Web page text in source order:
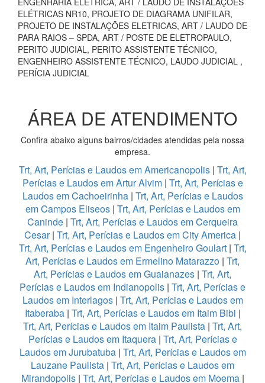
ELÉTRICAS NR10, PROJETO DE DIAGRAMA UNIFILAR,
PROJETO DE INSTALAÇÕES ELETRICAS, ART / LAUDO DE
PARA RAIOS – SPDA, ART / POSTE DE ELETROPAULO,
PERITO JUDICIAL, PERITO ASSISTENTE TÉCNICO,
ENGENHEIRO ASSISTENTE TÉCNICO, LAUDO JUDICIAL ,
PERÍCIA JUDICIAL
ÁREA DE ATENDIMENTO
Confira abaixo alguns bairros/cidades atendidas pela nossa
empresa.
Trt, Art, Perícias e Laudos em Americanopolis | Trt, Art,
Perícias e Laudos em Artur Alvim | Trt, Art, Perícias e
Laudos em Cachoeirinha| Trt, Art, Perícias e Laudos
em Campos Eliseos | Trt, Art, Perícias e Laudos em
Caninde | Trt, Art, Perícias e Laudos em Cerqueira
Cesar| Trt, Art, Perícias e Laudos em City America |
Trt, Art, Perícias e Laudos em Engenheiro Goulart | Trt,
Art, Perícias e Laudos em Ermelino Matarazzo | Trt,
Art, Perícias e Laudos em Guaianazes | Trt, Art,
Perícias e Laudos em Indianopolis | Trt, Art, Perícias e
Laudos em Interlagos| Trt, Art, Perícias e Laudos em
Itaberaba| Trt, Art, Perícias e Laudos em Itaim Bibi |
Trt, Art, Perícias e Laudos em Itaim Paulista | Trt, Art,
Perícias e Laudos em Itaquera| Trt, Art, Perícias e
Laudos em Jurubatuba| Trt, Art, Perícias e Laudos em
Lauzane Paulista | Trt, Art, Perícias e Laudos em
Mirandopolis| Trt, Art, Perícias e Laudos em Moema|